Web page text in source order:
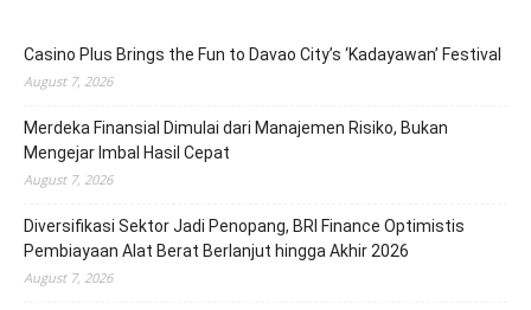
Casino Plus Brings the Fun to Davao City’s ‘Kadayawan’ Festival
August 7, 2026
Merdeka Finansial Dimulai dari Manajemen Risiko, Bukan
Mengejar Imbal Hasil Cepat
August 7, 2026
Diversifikasi Sektor Jadi Penopang, BRI Finance Optimistis
Pembiayaan Alat Berat Berlanjut hingga Akhir 2026
August 7, 2026